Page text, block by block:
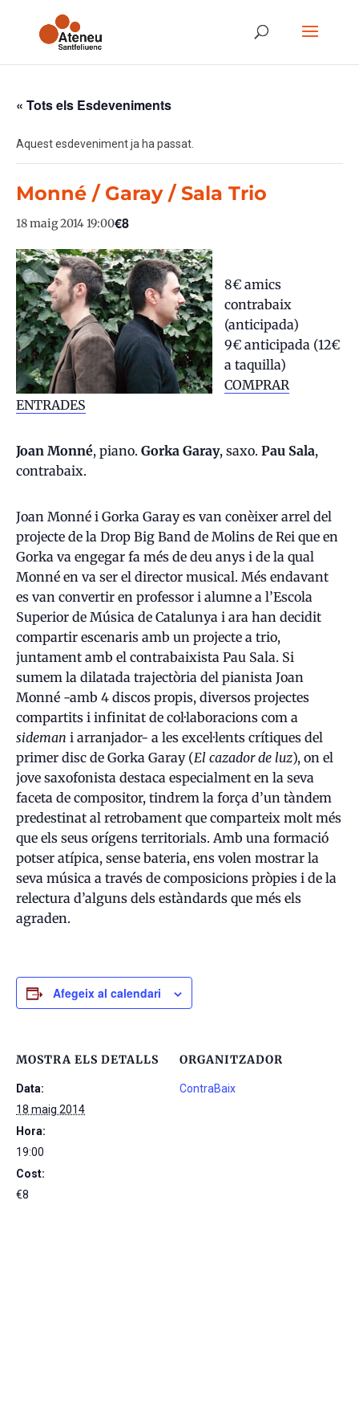
« Tots els Esdeveniments
Aquest esdeveniment ja ha passat.
Monné / Garay / Sala Trio
18 maig 2014 19:00€8
8€ amics
contrabaix
(anticipada)
9€ anticipada (12€
a taquilla)
COMPRAR
ENTRADES
Joan Monné, piano. Gorka Garay, saxo. Pau Sala,
contrabaix.
Joan Monné i Gorka Garay es van conèixer arrel del
projecte de la Drop Big Band de Molins de Rei que en
Gorka va engegar fa més de deu anys i de la qual
Monné en va ser el director musical. Més endavant
es van convertir en professor i alumne a l’Escola
Superior de Música de Catalunya i ara han decidit
compartir escenaris amb un projecte a trio,
juntament amb el contrabaixista Pau Sala. Si
sumem la dilatada trajectòria del pianista Joan
Monné -amb 4 discos propis, diversos projectes
compartits i infinitat de col·laboracions com a
sideman i arranjador- a les excel·lents crítiques del
primer disc de Gorka Garay (El cazador de luz), on el
jove saxofonista destaca especialment en la seva
faceta de compositor, tindrem la força d’un tàndem
predestinat al retrobament que comparteix molt més
que els seus orígens territorials. Amb una formació
potser atípica, sense bateria, ens volen mostrar la
seva música a través de composicions pròpies i de la
relectura d’alguns dels estàndards que més els
agraden.
Afegeix al calendari
MOSTRA ELS DETALLS
Data:
18 maig 2014
Hora:
19:00
Cost:
€8
ORGANITZADOR
ContraBaix